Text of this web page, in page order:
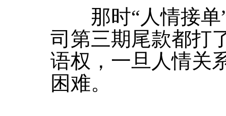
那时“人情接单”
司第三期尾款都打
语权，一旦人情关
困难。